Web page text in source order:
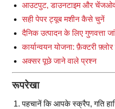
आउटपुट, डाउनटाइम और
सही पेपर ट्यूब मशीन कैसे चुनें
दैनिक उत्पादन के लिए गुणवत्ता
कार्यान्वयन योजना: फ़ैक्टरी
अक्सर पूछे जाने वाले प्रश्न
रूपरेखा
पहचानें कि आपके स्क्रैप, गति